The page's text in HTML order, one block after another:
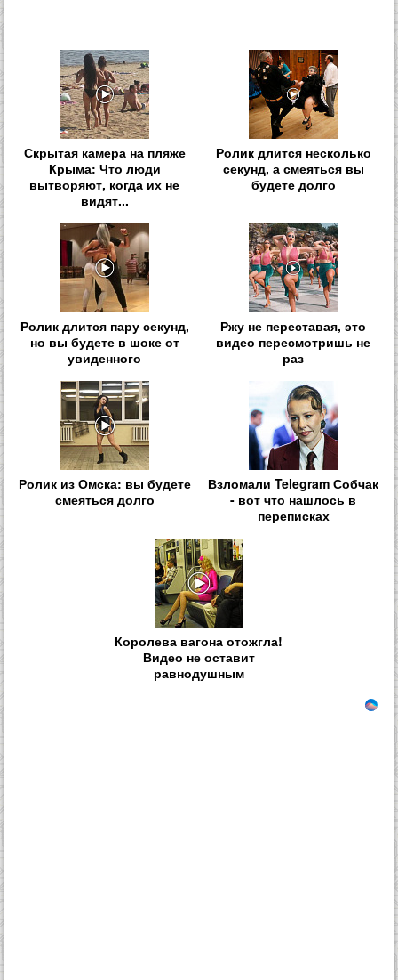
Скрытая камера на пляже
Крыма: Что люди
вытворяют, когда их не
видят...
Ролик длится несколько
секунд, а смеяться вы
будете долго
Ролик длится пару секунд,
но вы будете в шоке от
увиденного
Ржу не переставая, это
видео пересмотришь не
раз
Ролик из Омска: вы будете
смеяться долго
Взломали Telegram Собчак
- вот что нашлось в
переписках
Королева вагона отожгла!
Видео не оставит
равнодушным